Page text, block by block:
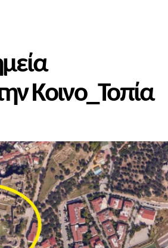
Κοινο_Τοπία